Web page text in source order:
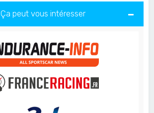
Ça peut vous intéresser